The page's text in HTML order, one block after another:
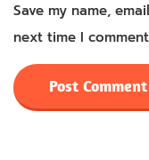
Save my name,
next time I